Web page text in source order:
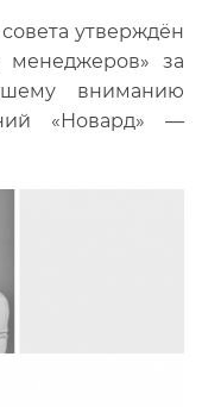
утверждён
менеджеров» за
вниманию
«Новард» —